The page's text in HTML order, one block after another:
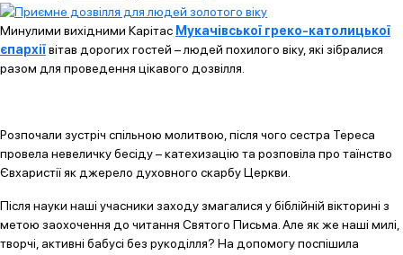
Минулими вихідними Карітас Мукачівської греко-католицької
єпархіївітав дорогих гостей – людей похилого віку, які зібралися
разом для проведення цікавого дозвілля.
Розпочали зустріч спільною молитвою, після чого сестра Тереса
провела невеличку бесіду – катехизацію та розповіла про таїнство
Євхаристії як джерело духовного скарбу Церкви.
Після науки наші учасники заходу змагалися у біблійній вікторині з
метою заохочення до читання Святого Письма. Але як же наші милі,
творчі, активні бабусі без рукоділля? На допомогу поспішила